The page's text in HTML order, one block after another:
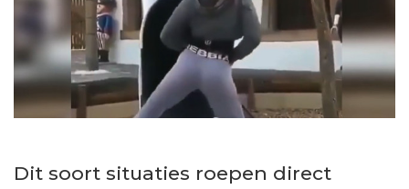
Dit soort situaties roepen direct